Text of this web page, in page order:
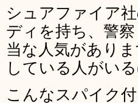
シュアファイア
ディを持ち、警
当な人気があり
している人がいる
こんなスパイク